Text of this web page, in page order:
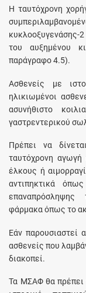
Η ταυτόχρονη
του αυξημένου
παράγραφο 4.5).
Ασθενείς με
ηλικιωμένοι
ασυνήθιστο
γαστρεντερικού
Πρέπει να
ταυτόχρονη
έλκους ή
αντιπηκτικά
επαναπρόσληψης
φάρμακα όπως το
Εάν παρουσιαστεί
ασθενείς που
διακοπεί.
Τα ΜΣΑΦ θα πρέπει